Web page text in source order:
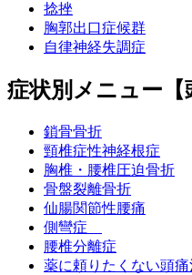
捻挫
胸郭出口症候群
自律神経失調症
症状別メニュー【
鎖骨骨折
頸椎症性神経根症
胸椎・腰椎圧迫骨折
骨盤裂離骨折
仙腸関節性腰痛
側彎症
腰椎分離症
薬に頼りたくない頭痛